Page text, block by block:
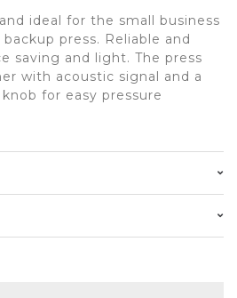
ideal for the small business
press. Reliable and
saving and light. The press
with acoustic signal and a
for easy pressure